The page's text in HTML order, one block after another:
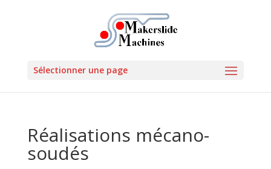
Sélectionner une page
Réalisations mécano-
soudés